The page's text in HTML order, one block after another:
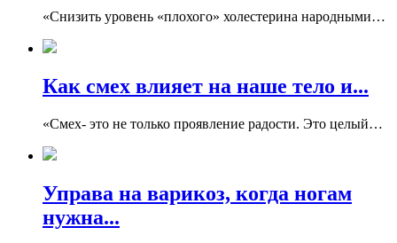
«Снизить уровень «плохого» холестерина народными…
Как смех влияет на наше тело и...
«Смех- это не только проявление радости. Это целый…
Управа на варикоз, когда ногам
нужна...